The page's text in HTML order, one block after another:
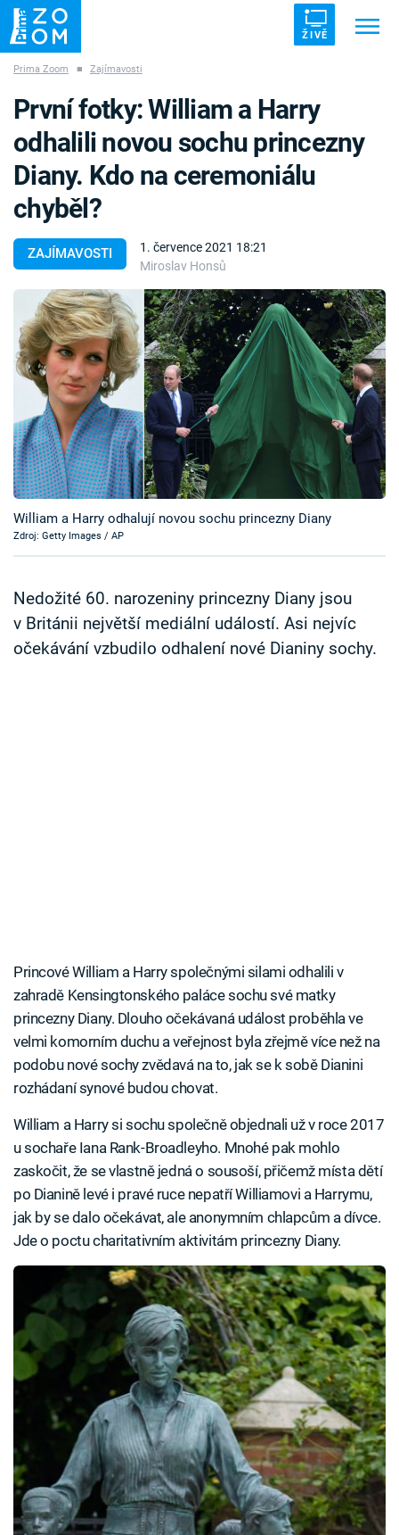
ŽIVĚ
ZÁHADY VETŘELCI DÁVNOVĚKU
Témata
Témata
Pořady
TV Program
Časopis
Sledujte prima+
Přihlášení
Prima Zoom ■ Zajímavosti
ZAJÍMAVOSTI
1. července 2021 18:21
Miroslav Honsů
První fotky: William a Harry
odhalili novou sochu princezny
Diany. Kdo na ceremoniálu
chyběl?
William a Harry odhalují novou sochu princezny Diany
Zdroj: Getty Images / AP
Nedožité 60. narozeniny princezny Diany jsou
v Británii největší mediální událostí. Asi nejvíc
očekávání vzbudilo odhalení nové Dianiny sochy.
Princové William a Harry společnými silami odhalili v
zahradě Kensingtonského paláce sochu své matky
princezny Diany. Dlouho očekávaná událost proběhla ve
velmi komorním duchu a veřejnost byla zřejmě více než na
podobu nové sochy zvědavá na to, jak se k sobě Dianini
rozhádaní synové budou chovat.
William a Harry si sochu společně objednali už v roce 2017
u sochaře Iana Rank-Broadleyho. Mnohé pak mohlo
zaskočit, že se vlastně jedná o sousoší, přičemž místa dětí
po Dianině levé i pravé ruce nepatří Williamovi a Harrymu,
jak by se dalo očekávat, ale anonymním chlapcům a dívce.
Jde o poctu charitativním aktivitám princezny Diany.